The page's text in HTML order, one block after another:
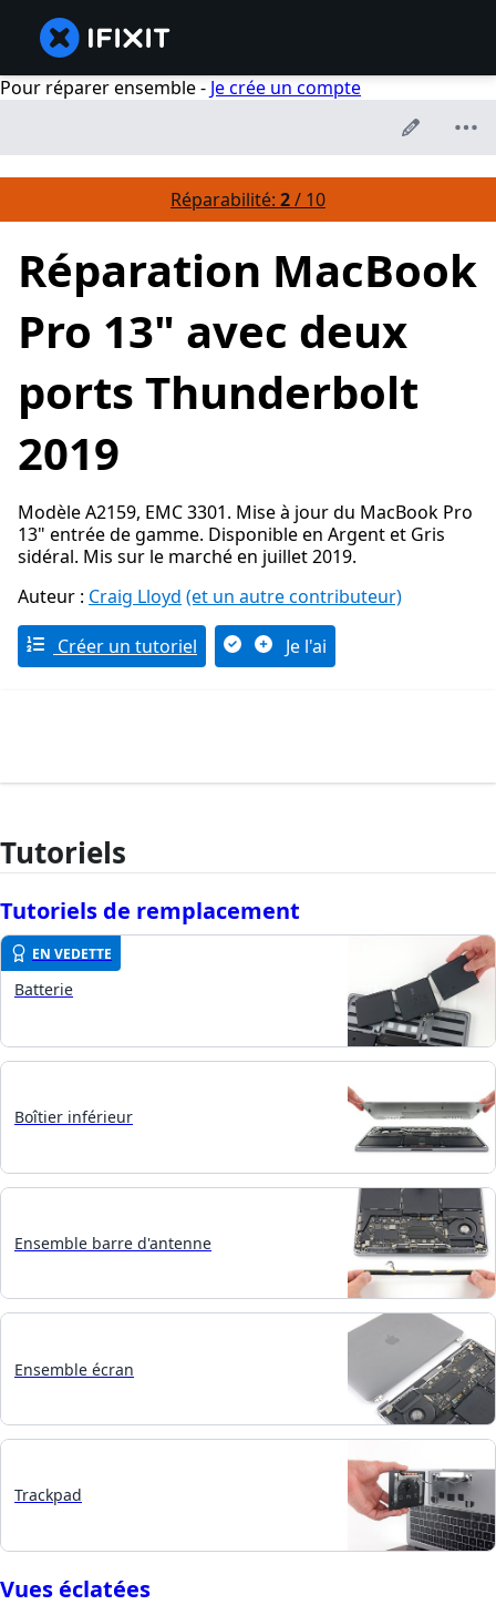
Pour réparer ensemble - Je crée un compte
Réparabilité: 2/ 10
Réparation MacBook
Pro 13" avec deux
ports Thunderbolt
2019
Modèle A2159, EMC 3301. Mise à jour du MacBook Pro
13" entrée de gamme. Disponible en Argent et Gris
sidéral. Mis sur le marché en juillet 2019.
Auteur : Craig Lloyd (et un autre contributeur)
Créer un tutoriel Je l'ai
Tutoriels
Tutoriels de remplacement
EN VEDETTE
Batterie
Boîtier inférieur
Ensemble barre d'antenne
Ensemble écran
Trackpad
Vues éclatées